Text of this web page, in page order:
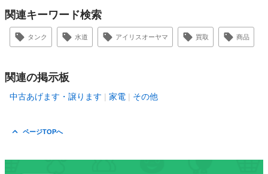
関連キーワード検索
タンク 水道 アイリスオーヤマ 買取 商品
関連の掲示板
中古あげます・譲ります 家電 その他
ページTOPへ